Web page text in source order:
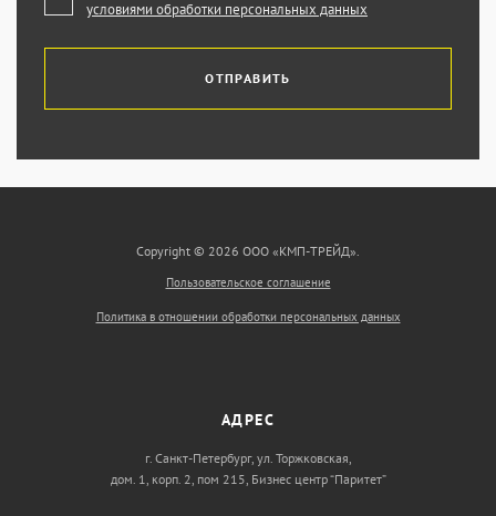
условиями обработки персональных данных
ОТПРАВИТЬ
Copyright © 2026 ООО «КМП-ТРЕЙД».
Пользовательское соглашение
Политика в отношении обработки персональных данных
АДРЕС
г. Санкт-Петербург, ул. Торжковская,
дом. 1, корп. 2, пом 215, Бизнес центр “Паритет”